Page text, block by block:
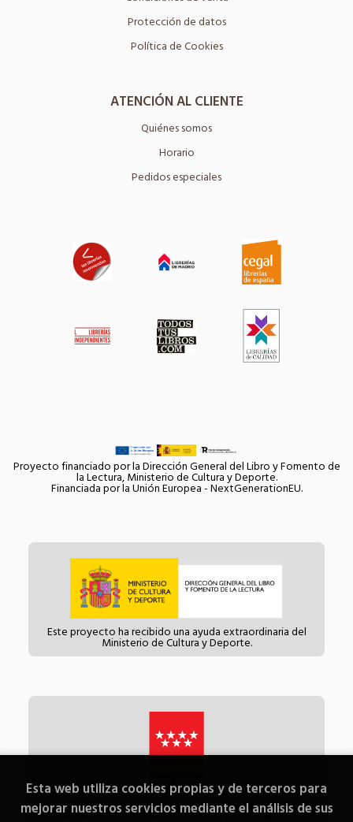
Protección de datos
Política de Cookies
ATENCIÓN AL CLIENTE
Quiénes somos
Horario
Pedidos especiales
Proyecto financiado por la Dirección General del Libro y Fomento de
la Lectura, Ministerio de Cultura y Deporte.
Financiada por la Unión Europea - NextGenerationEU.
Este proyecto ha recibido una ayuda extraordinaria del
Ministerio de Cultura y Deporte.
Esta actividad ha recibido una ayuda para la modernización
de las librerías de la Comunidad de Madrid correspondiente
Esta web utiliza cookies propias y de terceros para
mejorar nuestros servicios mediante el análisis de sus